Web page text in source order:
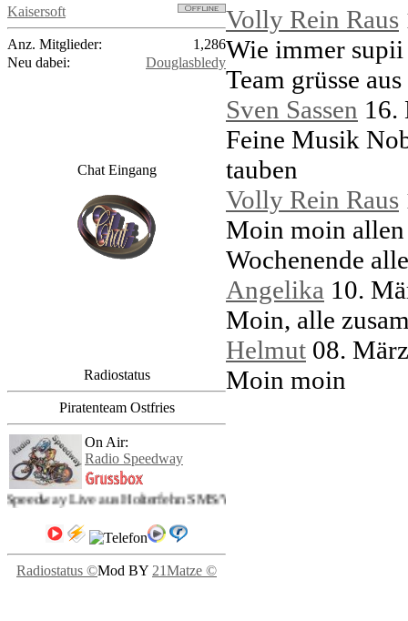
Kaisersoft
Anz. Mitglieder:
1,286
Neu dabei:
Douglasbledy
Chat Eingang
Radiostatus
Piratenteam Ostfries
On Air:
Radio Speedway
Speedway: Radio Speedway
Radiostatus ©Mod BY 21Matze ©
Volly Rein Raus
Wie immer
Team grüsse
Sven Sassen 16.
Feine Musik
tauben
Volly Rein Raus
Moin moin allen
Wochenende
Angelika 10.
Moin, alle
Helmut 08.
Moin moin